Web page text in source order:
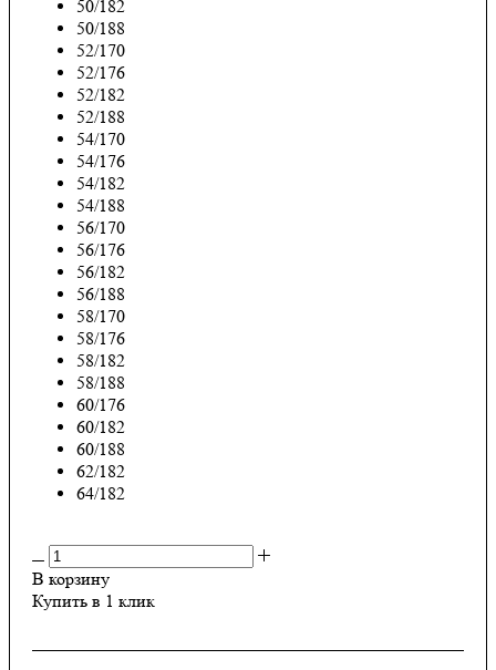
50/182
50/188
52/170
52/176
52/182
52/188
54/170
54/176
54/182
54/188
56/170
56/176
56/182
56/188
58/170
58/176
58/182
58/188
60/176
60/182
60/188
62/182
64/182
В корзину
Купить в 1 клик